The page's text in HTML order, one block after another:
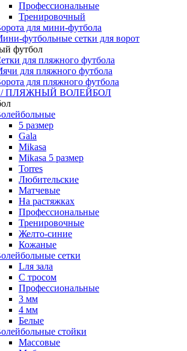
Профессиональные
Тренировочный
для мини-футбола
футбольные сетки для ворот
футбол
для пляжного футбола
для пляжного футбола
для пляжного футбола
ПЛЯЖНЫЙ ВОЛЕЙБОЛ
5 размер
Gala
Mikasa
Mikasa 5 размер
Torres
Любительские
Матчевые
На растяжках
Профессиональные
Тренировочные
Желто-синие
Кожаные
сетки
Lля зала
C тросом
Профессиональные
3 мм
4 мм
Белые
стойки
Массовые